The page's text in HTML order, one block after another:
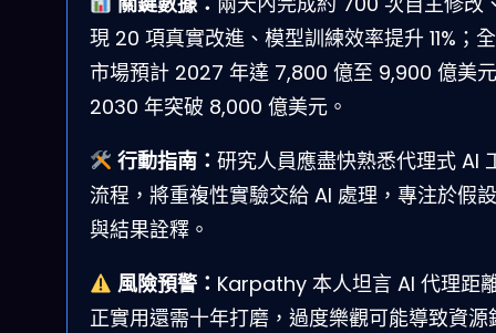
現 20 項真實改進、模型訓練效率提升 11%；
市場預計 2027 年達 7,800 億至 9,900 億美
2030 年突破 8,000 億美元。
行動指南： 研究人員應盡快熟悉代理式 AI
流程，將重複性實驗交給 AI 處理，專注於假
與結果詮釋。
風險預警： Karpathy 本人坦言 AI 代理距
正實用還需十年打磨，過度樂觀可能導致資源